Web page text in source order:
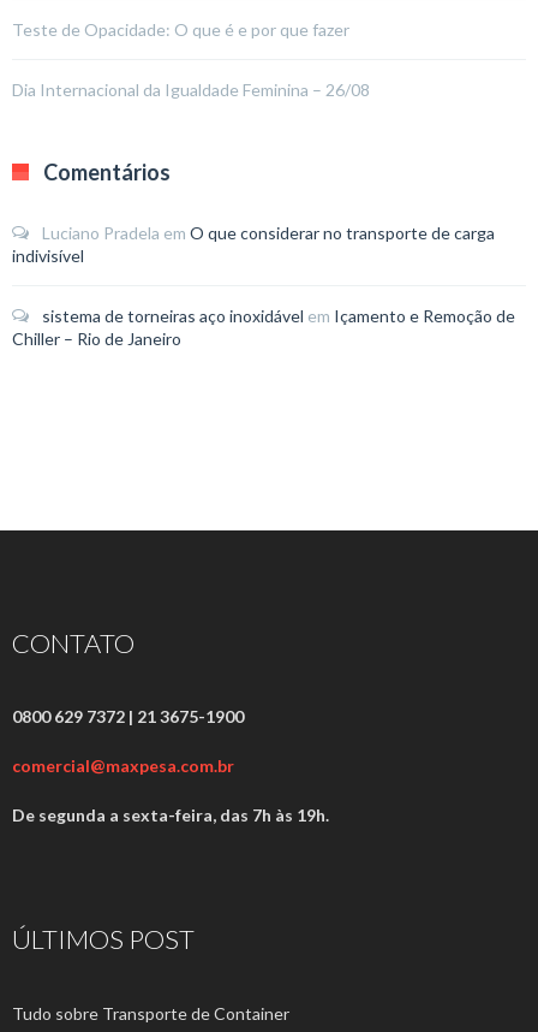
Teste de Opacidade: O que é e por que fazer
Dia Internacional da Igualdade Feminina – 26/08
Comentários
Luciano Pradela em O que considerar no transporte de carga
indivisível
sistema de torneiras aço inoxidável em Içamento e Remoção de
Chiller – Rio de Janeiro
CONTATO
0800 629 7372 | 21 3675-1900
comercial@maxpesa.com.br
De segunda a sexta-feira, das 7h às 19h.
ÚLTIMOS POST
Tudo sobre Transporte de Container